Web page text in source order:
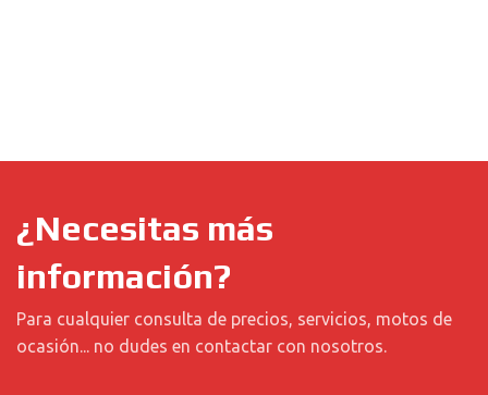
¿Necesitas más
información?
Para cualquier consulta de precios, servicios, motos de
ocasión... no dudes en contactar con nosotros.